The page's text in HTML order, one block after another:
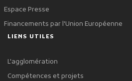
Espace Presse
Financements par l'Union Européenne
LIENS UTILES
L'agglomération
Compétences et projets